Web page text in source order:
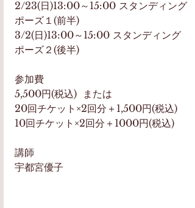
2/23(日)13:00～15:00 スタンディング
ポーズ１(前半)
3/2(日)13:00～15:00 スタンディング
ポーズ２(後半)
参加費
5,500円(税込)  または
20回チケット×2回分＋1,500円(税込)
10回チケット×2回分＋1000円(税込)
講師
宇都宮優子